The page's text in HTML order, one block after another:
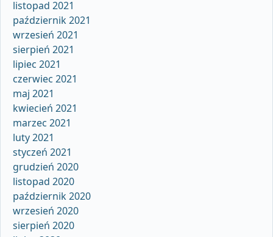
listopad 2021
październik 2021
wrzesień 2021
sierpień 2021
lipiec 2021
czerwiec 2021
maj 2021
kwiecień 2021
marzec 2021
luty 2021
styczeń 2021
grudzień 2020
listopad 2020
październik 2020
wrzesień 2020
sierpień 2020